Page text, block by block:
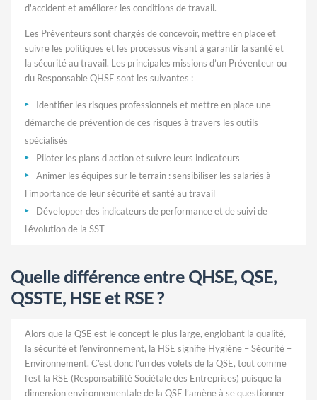
d'accident et améliorer les conditions de travail.
Les Préventeurs sont chargés de concevoir, mettre en place et
suivre les politiques et les processus visant à garantir la santé et
la sécurité au travail. Les principales missions d’un Préventeur ou
du Responsable QHSE sont les suivantes :
Identifier les risques professionnels et mettre en place une
démarche de prévention de ces risques à travers les outils
spécialisés
Piloter les plans d'action et suivre leurs indicateurs
Animer les équipes sur le terrain : sensibiliser les salariés à
l'importance de leur sécurité et santé au travail
Développer des indicateurs de performance et de suivi de
l'évolution de la SST
Quelle différence entre QHSE, QSE,
QSSTE, HSE et RSE ?
Alors que la QSE est le concept le plus large, englobant la qualité,
la sécurité et l’environnement, la HSE signifie Hygiène – Sécurité –
Environnement. C’est donc l’un des volets de la QSE, tout comme
l’est la RSE (Responsabilité Sociétale des Entreprises) puisque la
dimension environnementale de la QSE l’amène à se questionner